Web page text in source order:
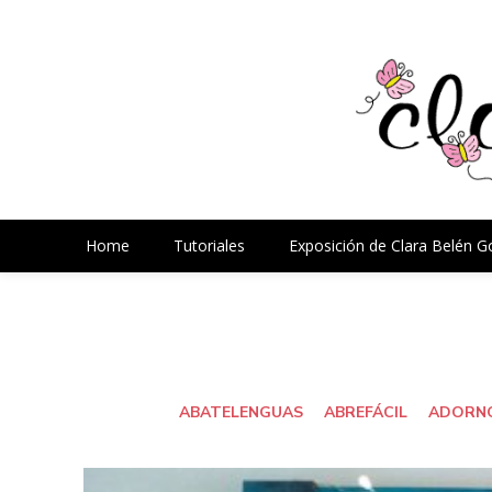
Home Tutoriales Exposición de Clara Belén
ABATELENGUAS ABREFÁCIL